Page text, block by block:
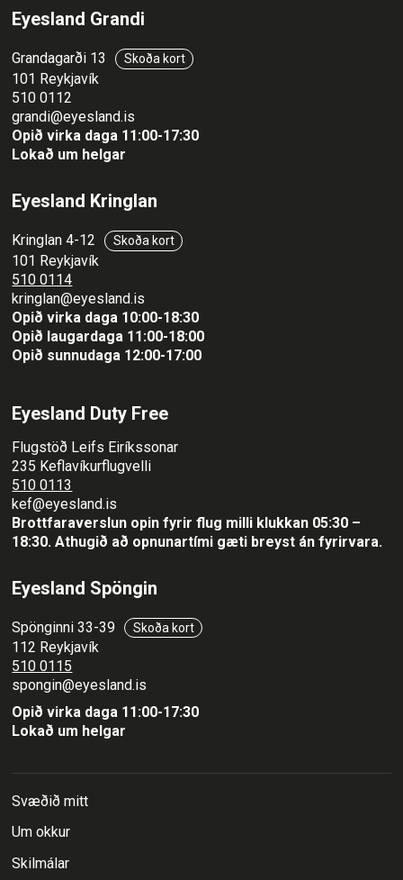
Eyesland Grandi
Grandagarði 13 Skoða kort
101 Reykjavík
510 0112
grandi@eyesland.is
Opið virka daga 11:00-17:30
Lokað um helgar
Eyesland Kringlan
Kringlan 4-12 Skoða kort
101 Reykjavík
510 0114
kringlan@eyesland.is
Opið virka daga 10:00-18:30
Opið laugardaga 11:00-18:00
Opið sunnudaga 12:00-17:00
Eyesland Duty Free
Flugstöð Leifs Eiríkssonar
235 Keflavíkurflugvelli
510 0113
kef@eyesland.is
Brottfaraverslun opin fyrir flug milli klukkan 05:30 –
18:30.Athugið að opnunartími gæti breyst án fyrirvara.
Eyesland Spöngin
Spönginni 33-39 Skoða kort
112 Reykjavík
510 0115
spongin@eyesland.is
Opið virka daga 11:00-17:30
Lokað um helgar
Svæðið mitt
Um okkur
Skilmálar